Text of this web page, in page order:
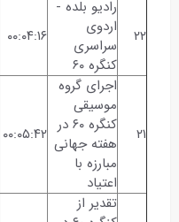
۲۲
رادیو بلده -
اردوی
سراسری
کنگره ۶۰
۰۰:۰۴:۱۶
۲۱
اجرای گروه
موسیقی
کنگره ۶۰ در
هفته جهانی
مبارزه با
اعتیاد
۰۰:۰۵:۴۲
تقدیر از